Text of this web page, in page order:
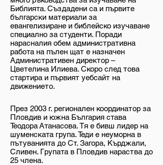
Библията. Създадени са и първите
български материали за
евангелизиране и библейско изучаване
специално за студенти. Поради
нарасналия обем административна
работа на пълен щат е назначен
Административен директор –
Цветелина Илиева. Скоро след това
стартира и първият уебсайт на
движението.
През 2003 г. регионален координатор за
Пловдив и южна България става
Теодора Атанасова. Тя е бивш лидер на
шуменската група. Теди е неуморна в
пътуванията до Ст. Загора, Кърджали,
Сливен. Групата в Пловдив нараства до
25 члена.